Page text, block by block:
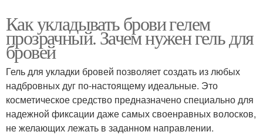
Как укладывать брови гелем
прозрачный. Зачем нужен гель для
бровей
Гель для укладки бровей позволяет создать из любых
надбровных дуг по-настоящему идеальные. Это
косметическое средство предназначено специально для
надежной фиксации даже самых своенравных волосков,
не желающих лежать в заданном направлении.